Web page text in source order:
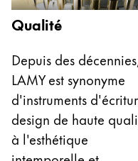
FR/ MR
Global
La région « Global
Créer un compte
Créer un compte
Qualité
Depuis des
LAMY est synonyme
d'instruments
design de haute
à l'esthétique